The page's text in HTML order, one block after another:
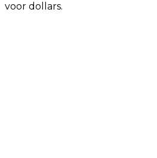
voor dollars.